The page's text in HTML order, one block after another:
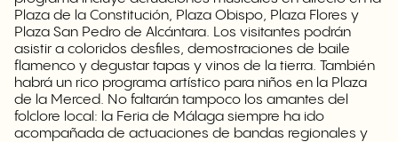
Plaza de la Constitución, Plaza Obispo, Plaza Flores y
Plaza San Pedro de Alcántara. Los visitantes podrán
asistir a coloridos desfiles, demostraciones de baile
flamenco y degustar tapas y vinos de la tierra. También
habrá un rico programa artístico para niños en la Plaza
de la Merced. No faltarán tampoco los amantes del
folclore local: la Feria de Málaga siempre ha ido
acompañada de actuaciones de bandas regionales y